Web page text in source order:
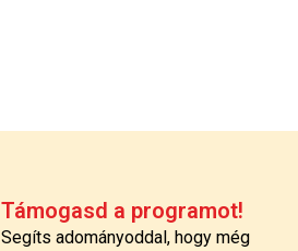
Támogasd a programot!
Segíts adományoddal, hogy még